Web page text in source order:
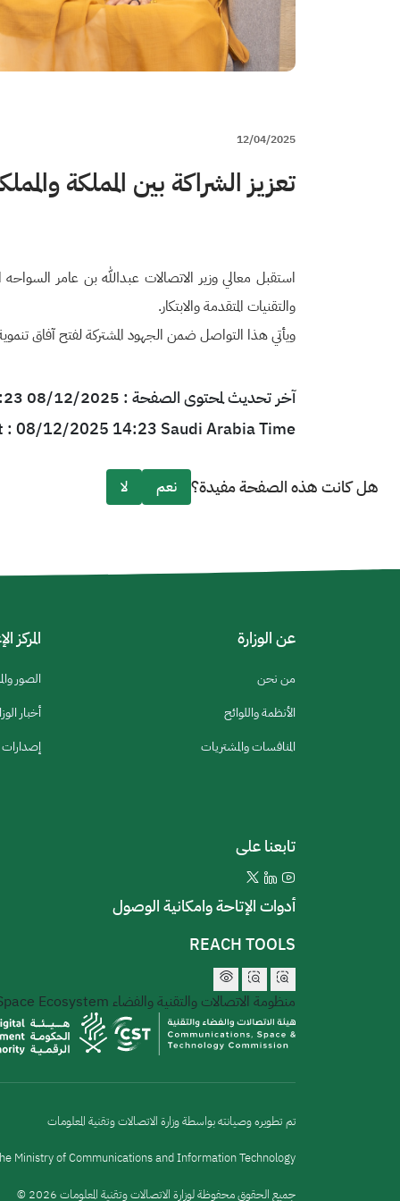
12/04/2025
تعزيز الشراكة بين المملكة
استقبل معالي وزير الاتصالات عبدالله بن عامر
والتقنيات المتقدمة والابتكار.
ويأتي هذا التواصل ضمن الجهود المشتركة لفتح آفاق
آخر تحديث لمحتوى الصفحة : 08/12/2025 14:23 بتوقيت السعودية
: 08/12/2025 14:23 Saudi Arabia Time
هل كانت هذه الصفحة مفيدة؟ نعم لا
عن الوزارة
من نحن
الأنظمة واللوائح
المنافسات والمشتريات
المركز
الصور
أخبار
إصدارات
تابعنا على
أدوات الإتاحة وامكانية الوصول
REACH TOOLS
منظومة الاتصالات والتقنية والفضاء Ecosystem
تم تطويره وصيانته بواسطة وزارة الاتصالات وتقنية المعلومات
Ministry of Communications and Information Technology
جميع الحقوق محفوظة لوزارة الاتصالات وتقنية المعلومات 2026 ©